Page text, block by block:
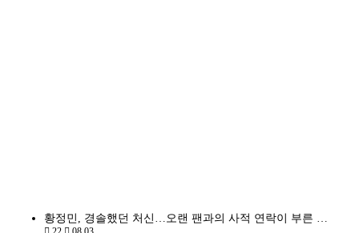
황정민, 경솔했던 처신…오랜 팬과의 사적 연락이 부른 …